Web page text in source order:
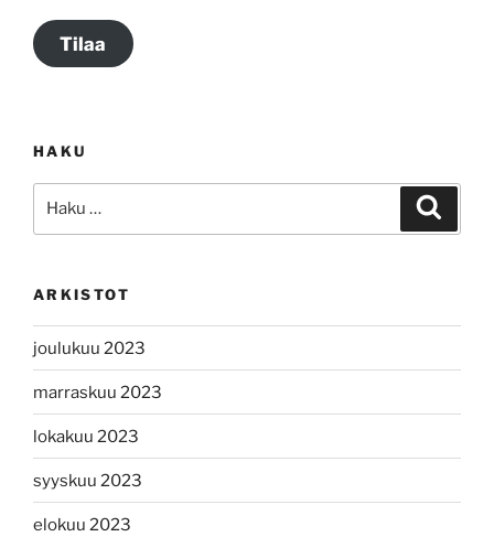
Tilaa
HAKU
ARKISTOT
joulukuu 2023
marraskuu 2023
lokakuu 2023
syyskuu 2023
elokuu 2023